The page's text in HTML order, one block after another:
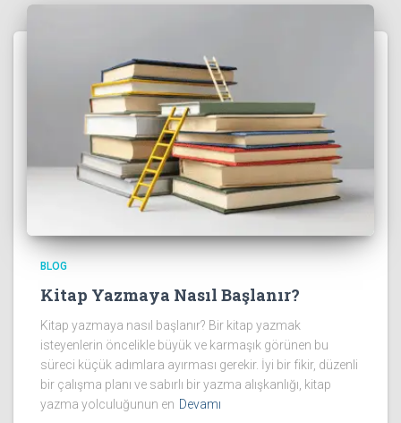
BLOG
Kitap Yazmaya Nasıl Başlanır?
Kitap yazmaya nasıl başlanır? Bir kitap yazmak
isteyenlerin öncelikle büyük ve karmaşık görünen bu
süreci küçük adımlara ayırması gerekir. İyi bir fikir, düzenli
bir çalışma planı ve sabırlı bir yazma alışkanlığı, kitap
yazma yolculuğunun en Devamı